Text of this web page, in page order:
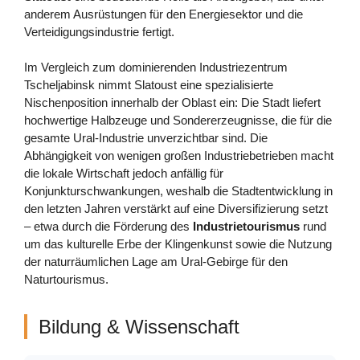
anderem Ausrüstungen für den Energiesektor und die
Verteidigungsindustrie fertigt.
Im Vergleich zum dominierenden Industriezentrum
Tscheljabinsk nimmt Slatoust eine spezialisierte
Nischenposition innerhalb der Oblast ein: Die Stadt liefert
hochwertige Halbzeuge und Sondererzeugnisse, die für die
gesamte Ural-Industrie unverzichtbar sind. Die
Abhängigkeit von wenigen großen Industriebetrieben macht
die lokale Wirtschaft jedoch anfällig für
Konjunkturschwankungen, weshalb die Stadtentwicklung in
den letzten Jahren verstärkt auf eine Diversifizierung setzt
– etwa durch die Förderung des Industrietourismus rund
um das kulturelle Erbe der Klingenkunst sowie die Nutzung
der naturräumlichen Lage am Ural-Gebirge für den
Naturtourismus.
Bildung & Wissenschaft